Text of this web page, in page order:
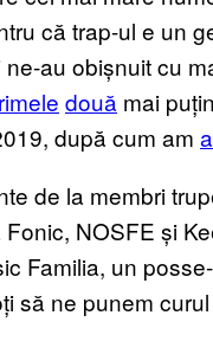
că trap-ul e un
au obișnuit cu
două mai
după cum am
de la membri
Fonic, NOSFE și
Familia, un
să ne punem